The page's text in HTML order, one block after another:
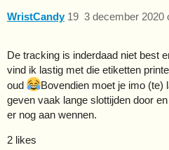
WristCandy 3 december 2020
19
De tracking is inderdaad niet best
vind ik lastig met die etiketten
oud
Bovendien moet je imo (te)
geven vaak lange slottijden door
er nog aan wennen.
2 likes